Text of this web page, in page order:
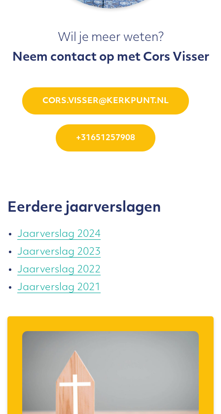
Wil je meer weten?
Neem contact op met Cors Visser
CORS.VISSER@KERKPUNT.NL
+31651257908
Eerdere jaarverslagen
Jaarverslag 2024
Jaarverslag 2023
Jaarverslag 2022
Jaarverslag 2021